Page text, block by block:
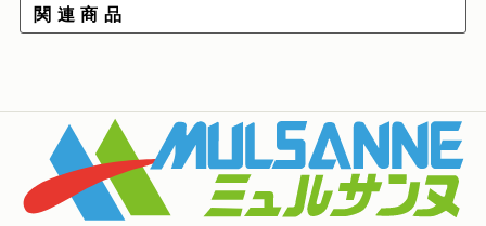
関 連 商 品